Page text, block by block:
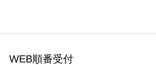
WEB順番受付